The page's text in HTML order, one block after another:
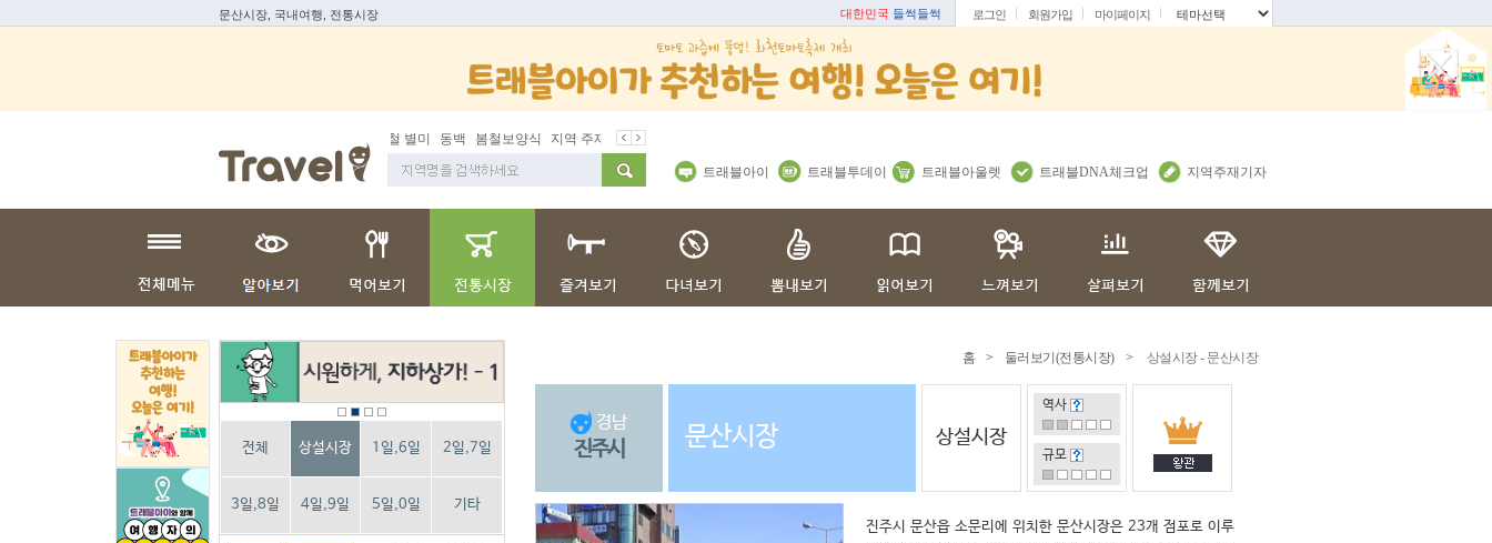
문산시장, 국내여행, 전통시장 대한민국 들썩들썩 로그인 회원가입 마이페이지
동백 봄철보양식 지역 주재기자 쇼 미 더 트래블아이
트래블아이 트래블투데이 트래블아울렛 트래블DNA체크업 지역주재기자
전체 상설시장 1일,6일 2일,7일
3일,8일 4일,9일 5일,0일 기타
홈 > 둘러보기(전통시장) > 상설시장 - 문산시장
경남
진주시 문산시장 상설시장
역사
규모
진주시 문산읍 소문리에 위치한 문산시장은 23개 점포로 이루